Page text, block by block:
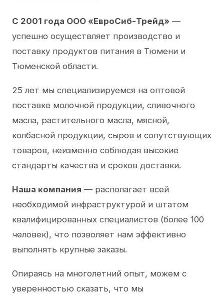
С 2001 года ООО «ЕвроСиб-Трейд» —
успешно осуществляет производство и
поставку продуктов питания в Тюмени и
Тюменской области.
25 лет мы специализируемся на оптовой
поставке молочной продукции, сливочного
масла, растительного масла, мясной,
колбасной продукции, сыров и сопутствующих
товаров, неизменно соблюдая высокие
стандарты качества и сроков доставки.
Наша компания — располагает всей
необходимой инфраструктурой и штатом
квалифицированных специалистов (более 100
человек), что позволяет нам эффективно
выполнять крупные заказы.
Опираясь на многолетний опыт, можем с
уверенностью сказать, что мы